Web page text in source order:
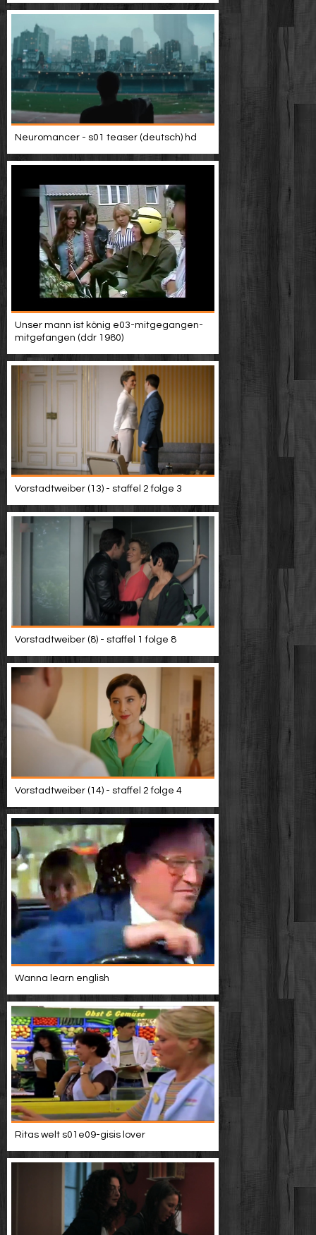
Neuromancer - s01 teaser (deutsch) hd
Unser mann ist könig e03-mitgegangen-
mitgefangen (ddr 1980)
Vorstadtweiber (13) - staffel 2 folge 3
Vorstadtweiber (8) - staffel 1 folge 8
Vorstadtweiber (14) - staffel 2 folge 4
Wanna learn english
Ritas welt s01e09-gisis lover